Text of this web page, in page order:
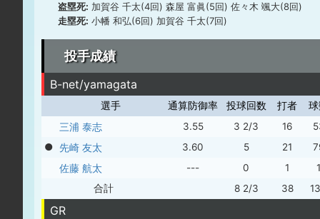
盗塁死: 加賀谷 千太(4回) 森屋 富眞(5回) 佐々木 颯大(8回)
走塁死: 小幡 和弘(6回) 加賀谷 千太(7回)
投手成績
B-net/yamagata
選手 通算防御率 投球回数 打者
三浦 泰志 3.55 3 2/3 16
● 先崎 友太 3.60 5 21
佐藤 航太 --- 0 1
1
合計
8 2/3 38
GR